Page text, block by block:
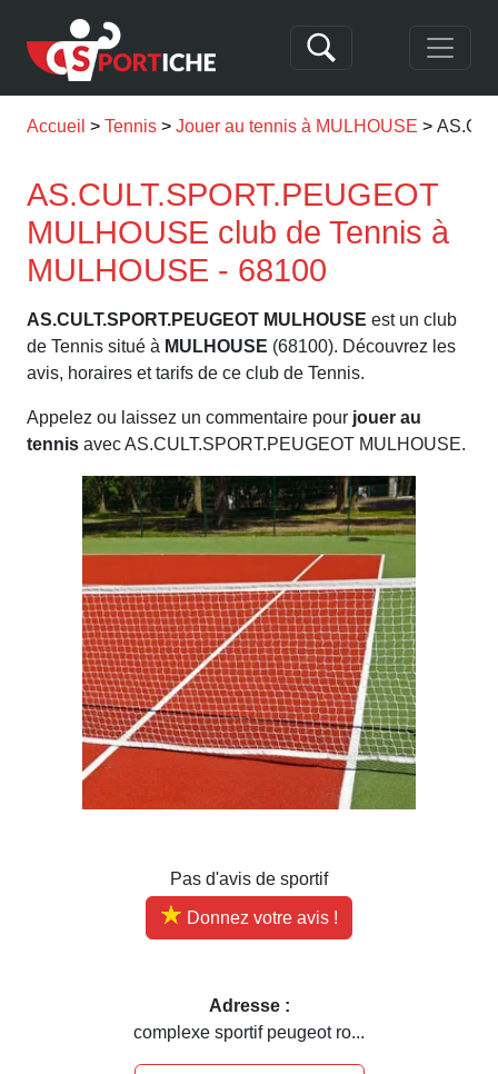
Accueil Tennis Jouer au tennis à MULHOUSE
AS.CULT.SPORT.PEUGEOT
MULHOUSE club de Tennis à
MULHOUSE - 68100
AS.CULT.SPORT.PEUGEOT MULHOUSE est un club
de Tennis situé à MULHOUSE (68100). Découvrez les
avis, horaires et tarifs de ce club de Tennis.
Appelez ou laissez un commentaire pour jouer au
tennis avec AS.CULT.SPORT.PEUGEOT MULHOUSE.
Pas d'avis de sportif
Donnez votre avis !
Adresse :
complexe sportif peugeot ro...